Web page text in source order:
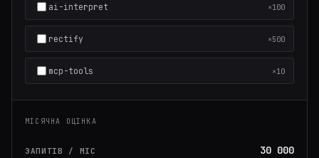
ai-interpret ×100
rectify ×500
mcp-tools ×10
МІСЯЧНА ОЦІНКА
ЗАПИТІВ / МІС 30 000